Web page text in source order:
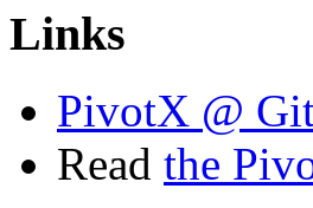
Links
PivotX @
Read the